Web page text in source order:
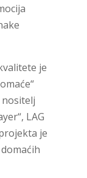
je
nositelj
LAG
je